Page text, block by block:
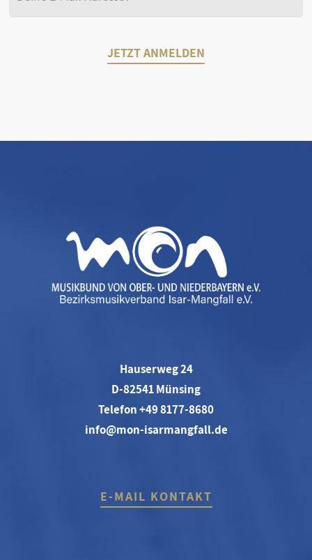
JETZT ANMELDEN
Hauserweg 24
D-82541 Münsing
Telefon +49 8177-8680
info@mon-isarmangfall.de
E-MAIL KONTAKT